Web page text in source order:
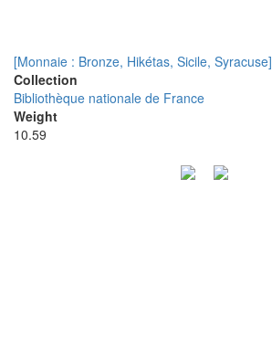
[Monnaie : Bronze, Hikétas, Sicile, Syracuse]
Collection
Bibliothèque nationale de France
Weight
10.59